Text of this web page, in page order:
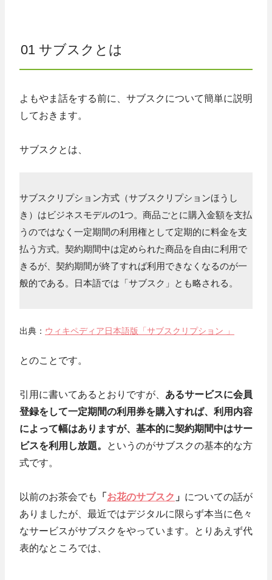
01 サブスクとは
よもやま話をする前に、サブスクについて簡単に説明
しておきます。
サブスクとは、
サブスクリプション方式（サブスクリプションほうし
き）はビジネスモデルの1つ。商品ごとに購入金額を支払
うのではなく一定期間の利用権として定期的に料金を支
払う方式。契約期間中は定められた商品を自由に利用で
きるが、契約期間が終了すれば利用できなくなるのが一
般的である。日本語では「サブスク」とも略される。
出典： ウィキペディア日本語版「サブスクリプション 」
とのことです。
引用に書いてあるとおりですが、 あるサービスに会員
登録をして一定期間の利用券を購入すれば、利用内容
によって幅はありますが、基本的に契約期間中はサー
ビスを利用し放題。
というのがサブスクの基本的な方
式です。
以前のお茶会でも 「 お花のサブスク 」 についての話が
ありましたが、最近ではデジタルに限らず本当に色々
なサービスがサブスクをやっています。とりあえず代
表的なところでは、